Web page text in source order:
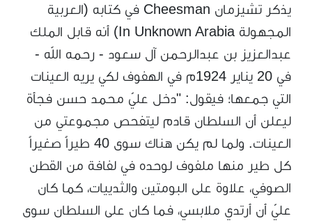
يذكر تشيزمان Cheesman في كتابه (العربية
المجهولة In Unknown Arabia) أنه قابل الملك
عبدالعزيز بن عبدالرحمن آل سعود - رحمه الله -
في 20 يناير 1924م في الهفوف لكي يريه العينات
التي جمعها؛ فيقول: "دخل عليّ محمد حسن فجأة
ليعلن أن السلطان قادم ليتفحص مجموعتي من
العينات. ولما لم يكن هناك سوى 40 طيراً صغيراً
كل طير منها ملفوف لوحده في لفافة من القطن
الصوفي، علاوة على البومتين والثدييات، كما كان
عليّ أن أرتدي ملابسي، فما كان على السلطان سوى